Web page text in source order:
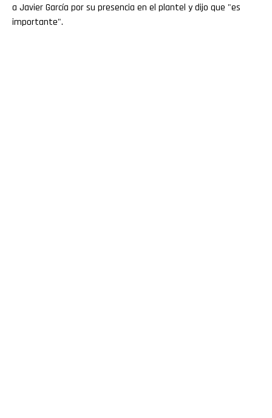
a Javier García por su presencia en el plantel y dijo que "es
importante".